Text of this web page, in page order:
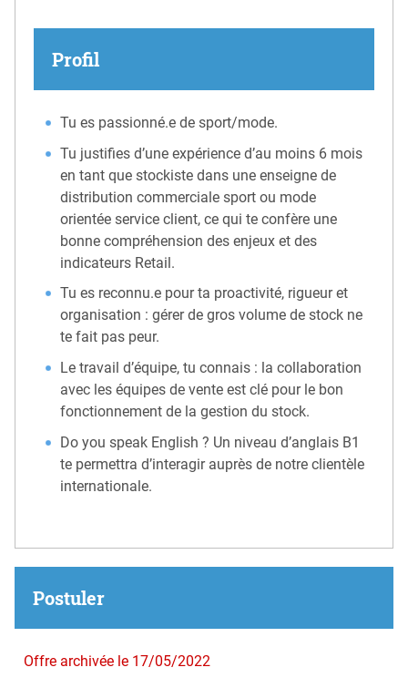
Profil
Tu es passionné.e de sport/mode.
Tu justifies d’une expérience d’au moins 6 mois
en tant que stockiste dans une enseigne de
distribution commerciale sport ou mode
orientée service client, ce qui te confère une
bonne compréhension des enjeux et des
indicateurs Retail.
Tu es reconnu.e pour ta proactivité, rigueur et
organisation : gérer de gros volume de stock ne
te fait pas peur.
Le travail d’équipe, tu connais : la collaboration
avec les équipes de vente est clé pour le bon
fonctionnement de la gestion du stock.
Do you speak English ? Un niveau d’anglais B1
te permettra d’interagir auprès de notre clientèle
internationale.
Postuler
Offre archivée le 17/05/2022